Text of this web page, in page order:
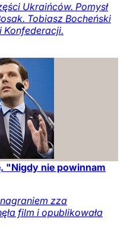
Ukraińców. Pomysł
Tobiasz Bocheński
Konfederacji.
"Nigdy nie powinnam
zza
film i opublikowała